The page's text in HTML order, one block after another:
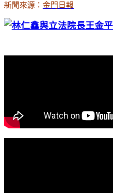
新聞來源： 金門日報